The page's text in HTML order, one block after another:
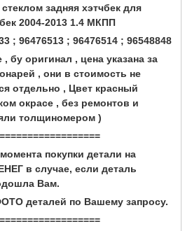
задняя хэтчбек для
2004-2013 1.4 МКПП
; 96476513 ; 96476514 ; 96548848
бу оригинал , цена указана за
, они в стоимость не
отдельно , Цвет красный
окрасе , без ремонтов и
толщиномером )
покупки детали на
в случае, если деталь
Вам.
деталей по Вашему запросу.